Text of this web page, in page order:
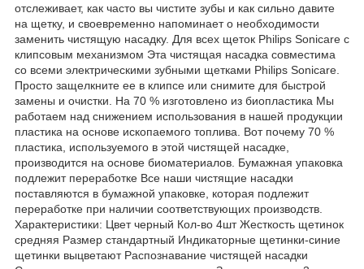
отслеживает, как часто вы чистите зубы и как сильно давите
на щетку, и своевременно напоминает о необходимости
заменить чистящую насадку. Для всех щеток Philips Sonicare с
клипсовым механизмом Эта чистящая насадка совместима
со всеми электрическими зубными щетками Philips Sonicare.
Просто защелкните ее в клипсе или снимите для быстрой
замены и очистки. На 70 % изготовлено из биопластика Мы
работаем над снижением использования в нашей продукции
пластика на основе ископаемого топлива. Вот почему 70 %
пластика, используемого в этой чистящей насадке,
производится на основе биоматериалов. Бумажная упаковка
подлежит переработке Все наши чистящие насадки
поставляются в бумажной упаковке, которая подлежит
переработке при наличии соответствующих производств.
Характеристики: Цвет черный Кол-во 4шт Жесткость щетинок
средняя Размер стандартный Индикаторные щетинки-синие
щетинки выцветают Распознавание чистящей насадки